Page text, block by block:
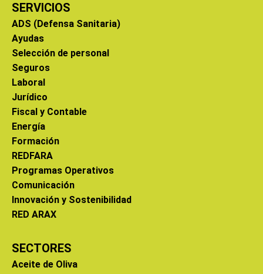
SERVICIOS
ADS (Defensa Sanitaria)
Ayudas
Selección de personal
Seguros
Laboral
Jurídico
Fiscal y Contable
Energía
Formación
REDFARA
Programas Operativos
Comunicación
Innovación y Sostenibilidad
RED ARAX
SECTORES
Aceite de Oliva